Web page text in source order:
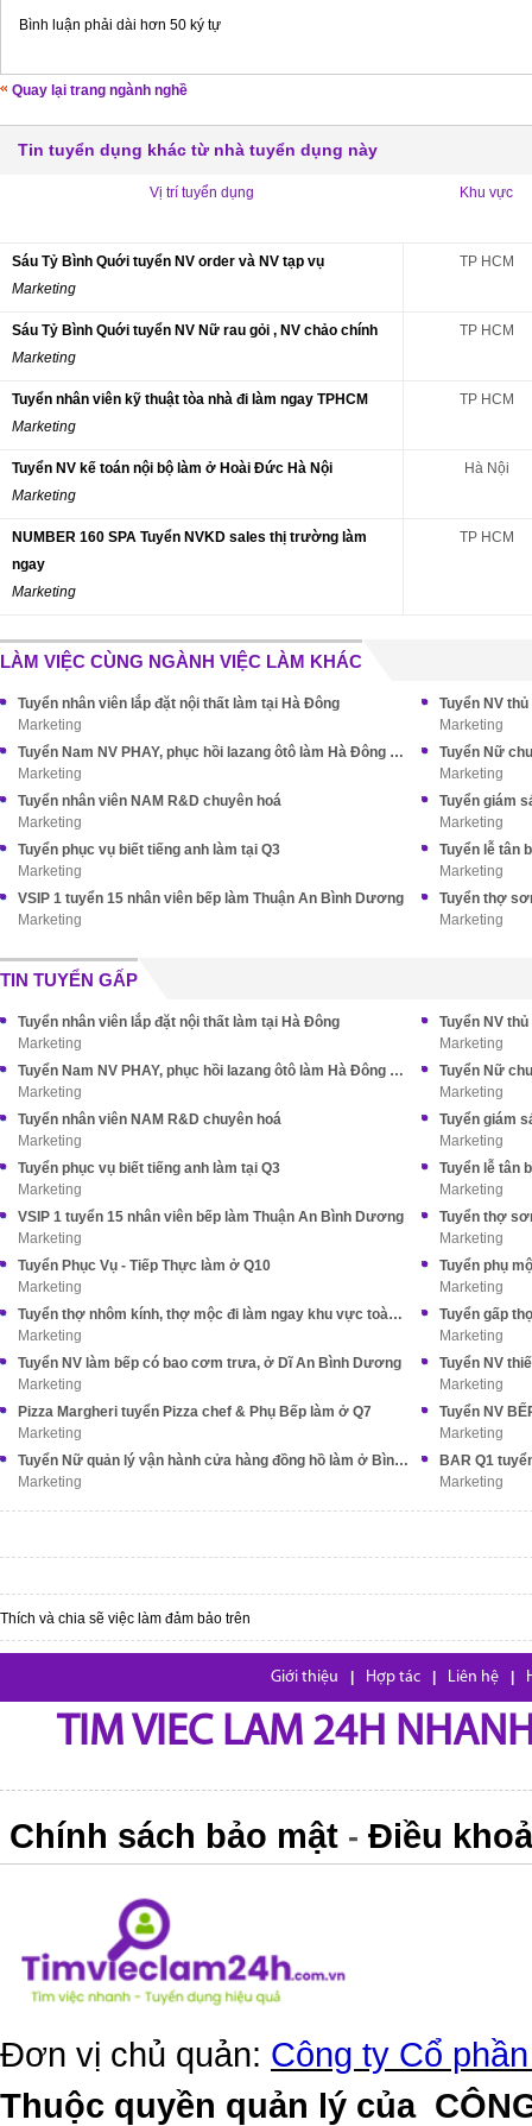
Bình luận phải dài hơn 50 ký tự
Quay lại trang ngành nghề
Tin tuyển dụng khác từ nhà tuyển dụng này
Vị trí tuyển dụng Khu vực
Sáu Tỷ Bình Quới tuyển NV order và NV tạp vụ
Marketing
TP HCM
Sáu Tỷ Bình Quới tuyển NV Nữ rau gỏi , NV chảo chính
Marketing
TP HCM
Tuyển nhân viên kỹ thuật tòa nhà đi làm ngay TPHCM
Marketing
TP HCM
Tuyển NV kế toán nội bộ làm ở Hoài Đức Hà Nội
Marketing
Hà Nội
NUMBER 160 SPA Tuyển NVKD sales thị trường làm
ngay
Marketing
TP HCM
LÀM VIỆC CÙNG NGÀNH VIỆC LÀM KHÁC
Tuyển nhân viên lắp đặt nội thất làm tại Hà Đông
Marketing
Tuyển NV
Marketing
Tuyển Nam NV PHAY, phục hồi lazang ôtô làm Hà Đông HN
Marketing
Tuyển Nữ
Marketing
Tuyển nhân viên NAM R&D chuyên hoá
Marketing
Tuyển giám
Marketing
Tuyển phục vụ biết tiếng anh làm tại Q3
Marketing
Tuyển lễ tân
Marketing
VSIP 1 tuyển 15 nhân viên bếp làm Thuận An Bình Dương
Marketing
Tuyển thợ
Marketing
TIN TUYỂN GẤP
Tuyển nhân viên lắp đặt nội thất làm tại Hà Đông
Marketing
Tuyển NV
Marketing
Tuyển Nam NV PHAY, phục hồi lazang ôtô làm Hà Đông HN
Marketing
Tuyển Nữ
Marketing
Tuyển nhân viên NAM R&D chuyên hoá
Marketing
Tuyển giám
Marketing
Tuyển phục vụ biết tiếng anh làm tại Q3
Marketing
Tuyển lễ tân
Marketing
VSIP 1 tuyển 15 nhân viên bếp làm Thuận An Bình Dương
Marketing
Tuyển thợ
Marketing
Tuyển Phục Vụ - Tiếp Thực làm ở Q10
Marketing
Tuyển phụ
Marketing
Tuyển thợ nhôm kính, thợ mộc đi làm ngay khu vực toàn HCM
Marketing
Tuyển gấp
Marketing
Tuyển NV làm bếp có bao cơm trưa, ở Dĩ An Bình Dương
Marketing
Marketing
Pizza Margheri tuyển Pizza chef & Phụ Bếp làm ở Q7
Marketing
Tuyển NV
Marketing
Tuyển Nữ quản lý vận hành cửa hàng đồng hồ làm ở Bình Thạnh
Marketing
BAR Q1
Marketing
Thích và chia sẽ việc làm đảm bảo trên
Giới thiệu Hợp tác Liên hệ
TIM VIEC LAM 24H
Chính sách bảo mật - Điều
Đơn vị chủ quản: Công ty Cổ
Thuộc quyền quản lý của